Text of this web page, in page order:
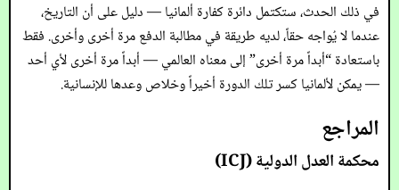
في ذلك الحدث، ستكتمل دائرة كفارة ألمانيا — دليل على أن التاريخ،
عندما لا يُواجه حقاً، لديه طريقة في مطالبة الدفع مرة أخرى وأخرى. فقط
باستعادة “أبداً مرة أخرى” إلى معناه العالمي — أبداً مرة أخرى لأي أحد
— يمكن لألمانيا كسر تلك الدورة أخيراً وخلاص وعدها للإنسانية.
المراجع
محكمة العدل الدولية (ICJ)